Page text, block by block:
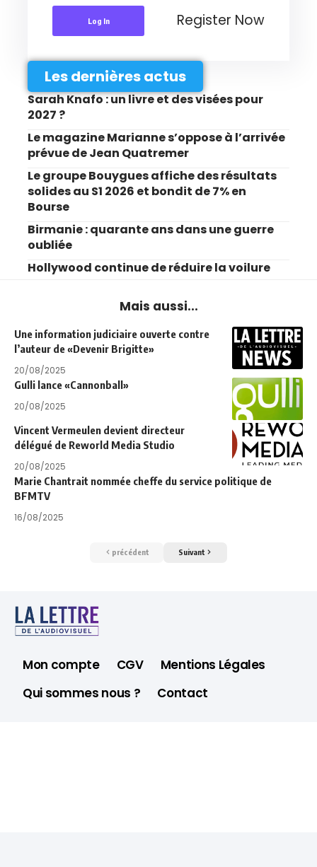
Log In Register Now
Les dernières actus
Sarah Knafo : un livre et des visées pour
2027 ?
Le magazine Marianne s’oppose à l’arrivée
prévue de Jean Quatremer
Le groupe Bouygues affiche des résultats
solides au S1 2026 et bondit de 7% en
Bourse
Birmanie : quarante ans dans une guerre
oubliée
Hollywood continue de réduire la voilure
Mais aussi...
Une information judiciaire ouverte contre
l’auteur de «Devenir Brigitte»
20/08/2025
Gulli lance «Cannonball»
20/08/2025
Vincent Vermeulen devient directeur
délégué de Reworld Media Studio
20/08/2025
Marie Chantrait nommée cheffe du service politique de
BFMTV
16/08/2025
précédent Suivant
Mon compte CGV
Mentions Légales
Qui sommes nous ?
Contact